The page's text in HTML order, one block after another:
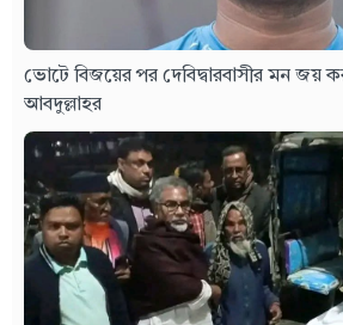
ভোটে বিজয়ের পর দেবিদ্বারবাসীর মন জয়
আবদুল্লাহর